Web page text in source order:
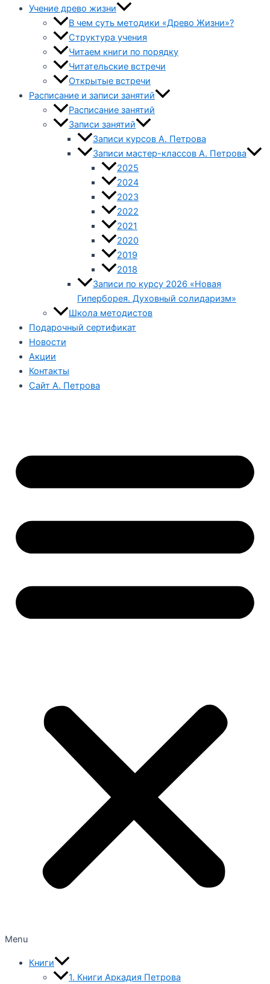
Учение древо жизни
В чем суть методики «Древо Жизни»?
Структура учения
Читаем книги по порядку
Читательские встречи
Открытые встречи
Расписание и записи занятий
Расписание занятий
Записи занятий
Записи курсов А. Петрова
Записи мастер-классов А. Петрова
2025
2024
2023
2022
2021
2020
2019
2018
Записи по курсу 2026 «Новая
Гиперборея. Духовный солидаризм»
Школа методистов
Подарочный сертификат
Новости
Акции
Контакты
Сайт А. Петрова
Menu
Книги
1. Книги Аркадия Петрова